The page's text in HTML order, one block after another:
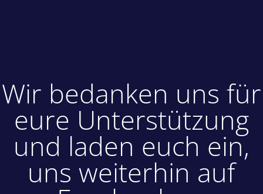
Wir bedanken uns für
eure Unterstützung
und laden euch ein,
uns weiterhin auf